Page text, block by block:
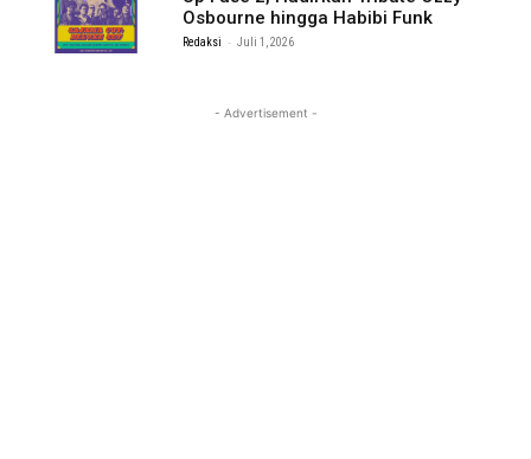
Osbourne hingga Habibi Funk
Redaksi - Juli 1, 2026
- Advertisement -